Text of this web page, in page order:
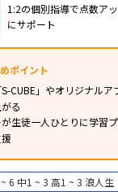
1:2の個別指導で点数ア
にサポート
ポイント
CUBE」やオリジナルア
る
生徒一人ひとりに学習
6 中1 ~ 3 高1 ~ 3 浪人生